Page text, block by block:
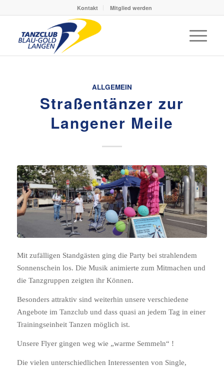
Kontakt Mitglied werden
ALLGEMEIN
Straßentänzer zur
Langener Meile
Mit zufälligen Standgästen ging die Party bei strahlendem
Sonnenschein los. Die Musik animierte zum Mitmachen und
die Tanzgruppen zeigten ihr Können.
Besonders attraktiv sind weiterhin unsere verschiedene
Angebote im Tanzclub und dass quasi an jedem Tag in einer
Trainingseinheit Tanzen möglich ist.
Unsere Flyer gingen weg wie „warme Semmeln“ !
Die vielen unterschiedlichen Interessenten von Single,